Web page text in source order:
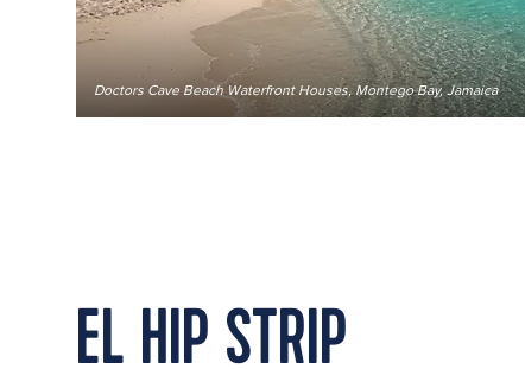
Doctors Cave Beach Waterfront Houses, Montego Bay, Jamaica
EL HIP STRIP